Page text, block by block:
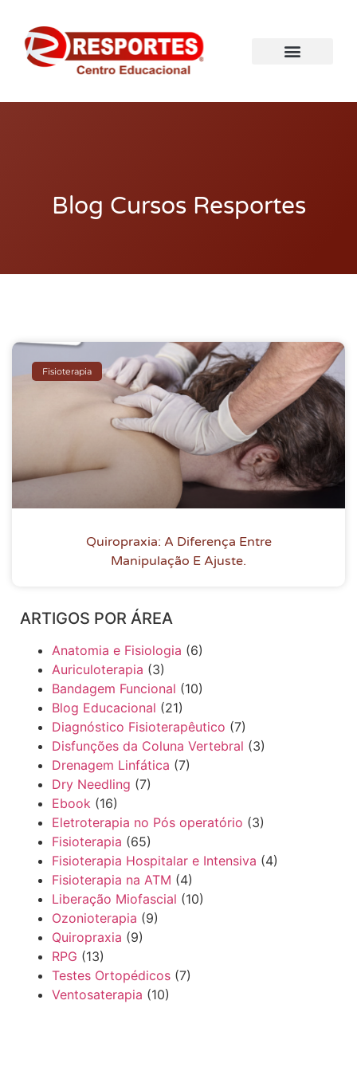
Blog Cursos Resportes
Fisioterapia
Quiropraxia: A Diferença Entre
Manipulação E Ajuste.
ARTIGOS POR ÁREA
Anatomia e Fisiologia (6)
Auriculoterapia (3)
Bandagem Funcional (10)
Blog Educacional (21)
Diagnóstico Fisioterapêutico (7)
Disfunções da Coluna Vertebral (3)
Drenagem Linfática (7)
Dry Needling (7)
Ebook (16)
Eletroterapia no Pós operatório (3)
Fisioterapia (65)
Fisioterapia Hospitalar e Intensiva (4)
Fisioterapia na ATM (4)
Liberação Miofascial (10)
Ozonioterapia (9)
Quiropraxia (9)
RPG (13)
Testes Ortopédicos (7)
Ventosaterapia (10)